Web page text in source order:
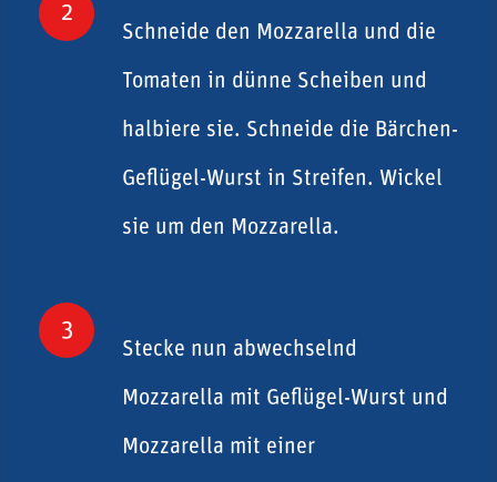
2
Schneide den Mozzarella und die
Tomaten in dünne Scheiben und
halbiere sie. Schneide die Bärchen-
Geflügel-Wurst in Streifen. Wickel
sie um den Mozzarella.
3
Stecke nun abwechselnd
Mozzarella mit Geflügel-Wurst und
Mozzarella mit einer